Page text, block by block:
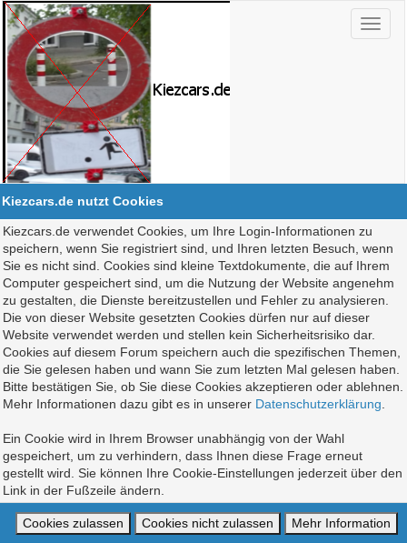
Kiezcars.de nutzt Cookies
Kiezcars.de verwendet Cookies, um Ihre Login-Informationen zu
speichern, wenn Sie registriert sind, und Ihren letzten Besuch, wenn
Sie es nicht sind. Cookies sind kleine Textdokumente, die auf Ihrem
Computer gespeichert sind, um die Nutzung der Website angenehm
zu gestalten, die Dienste bereitzustellen und Fehler zu analysieren.
Die von dieser Website gesetzten Cookies dürfen nur auf dieser
Website verwendet werden und stellen kein Sicherheitsrisiko dar.
Cookies auf diesem Forum speichern auch die spezifischen Themen,
die Sie gelesen haben und wann Sie zum letzten Mal gelesen haben.
Bitte bestätigen Sie, ob Sie diese Cookies akzeptieren oder ablehnen.
Mehr Informationen dazu gibt es in unserer Datenschutzerklärung
Ein Cookie wird in Ihrem Browser unabhängig von der Wahl
gespeichert, um zu verhindern, dass Ihnen diese Frage erneut
gestellt wird. Sie können Ihre Cookie-Einstellungen jederzeit über den
Link in der Fußzeile ändern.